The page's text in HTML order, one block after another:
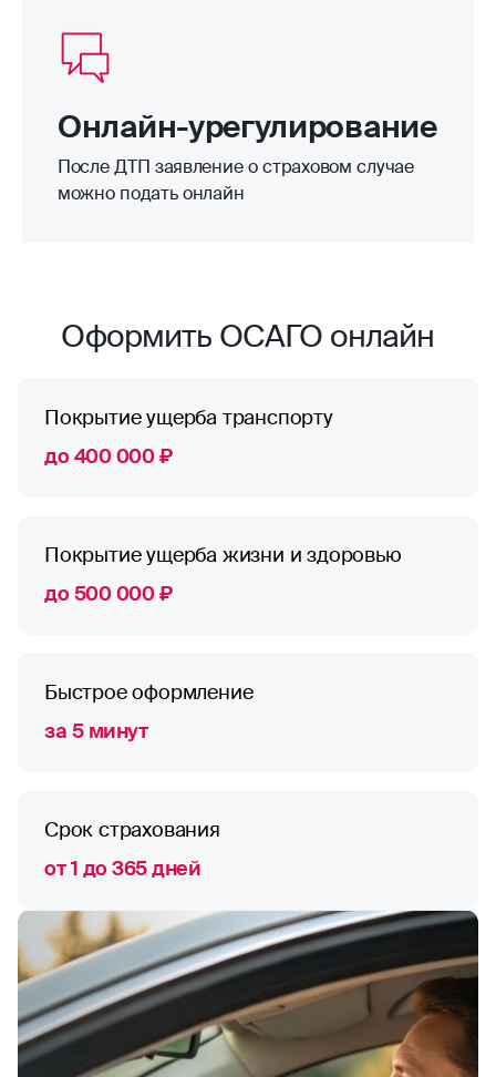
Онлайн-урегулирование
После ДТП заявление о страховом случае
можно подать онлайн
Оформить ОСАГО онлайн
Покрытие ущерба транспорту
до 400 000 ₽
Покрытие ущерба жизни и здоровью
до 500 000 ₽
Быстрое оформление
за 5 минут
Срок страхования
от 1 до 365 дней